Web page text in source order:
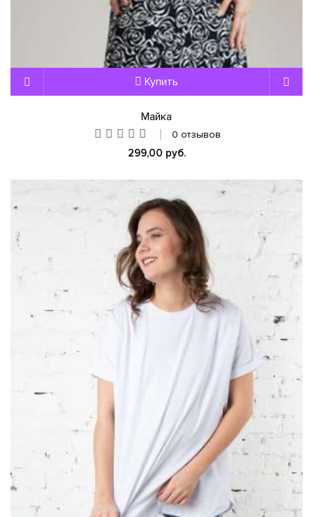
Купить
Майка
0 отзывов
299,00 руб.